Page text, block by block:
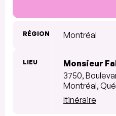
RÉGION Montréal
LIEU
Monsieur
3750,
Montréal,
Itinéraire